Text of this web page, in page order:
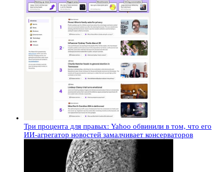
Три процента для правых: Yahoo обвинили в том, что его
ИИ-агрегатор новостей замалчивает консерваторов